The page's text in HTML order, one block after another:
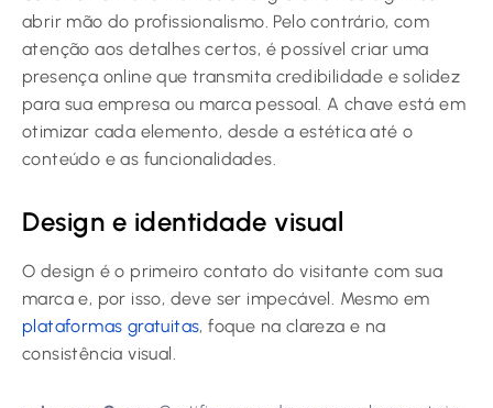
abrir mão do profissionalismo. Pelo contrário, com
atenção aos detalhes certos, é possível criar uma
presença online que transmita credibilidade e solidez
para sua empresa ou marca pessoal. A chave está em
otimizar cada elemento, desde a estética até o
conteúdo e as funcionalidades.
Design e identidade visual
O design é o primeiro contato do visitante com sua
marca e, por isso, deve ser impecável. Mesmo em
plataformas gratuitas, foque na clareza e na
consistência visual.